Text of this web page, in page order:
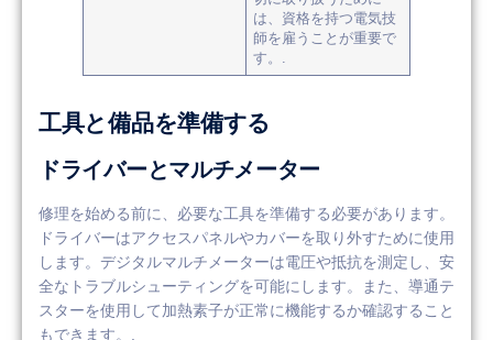
は、資格を持つ電気技
師を雇うことが重要で
す。.
工具と備品を準備する
ドライバーとマルチメーター
修理を始める前に、必要な工具を準備する必要があります。
ドライバーはアクセスパネルやカバーを取り外すために使用
します。デジタルマルチメーターは電圧や抵抗を測定し、安
全なトラブルシューティングを可能にします。また、導通テ
スターを使用して加熱素子が正常に機能するか確認すること
もできます。.